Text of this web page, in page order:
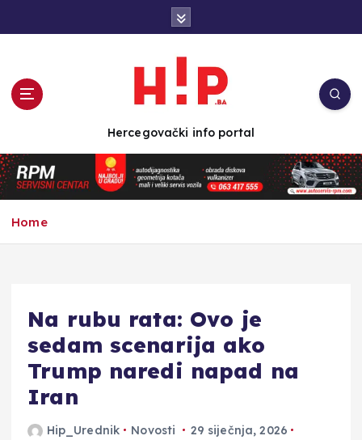
n
t
e
Hercegovački info portal
Home
Na rubu rata: Ovo je
sedam scenarija ako
Trump naredi napad na
Iran
Hip_Urednik Novosti
29 siječnja, 2026